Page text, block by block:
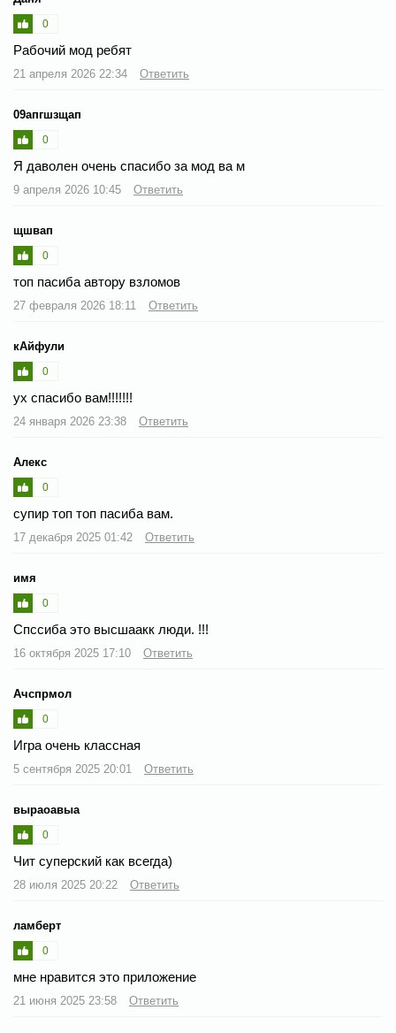
0
Рабочий мод ребят
21 апреля 2026 22:34 Ответить
09апгшзщап
0
Я даволен очень спасибо за мод ва м
9 апреля 2026 10:45 Ответить
щшвап
0
топ пасиба автору взломов
27 февраля 2026 18:11 Ответить
кАйфули
0
ух спасибо вам!!!!!!!
24 января 2026 23:38 Ответить
Алекс
0
супир топ топ пасиба вам.
17 декабря 2025 01:42 Ответить
имя
0
Спссиба это высшаакк люди. !!!
16 октября 2025 17:10 Ответить
Ачспрмол
0
Игра очень классная
5 сентября 2025 20:01 Ответить
выраоавыа
0
Чит суперский как всегда)
28 июля 2025 20:22 Ответить
ламберт
0
мне нравится это приложение
21 июня 2025 23:58 Ответить